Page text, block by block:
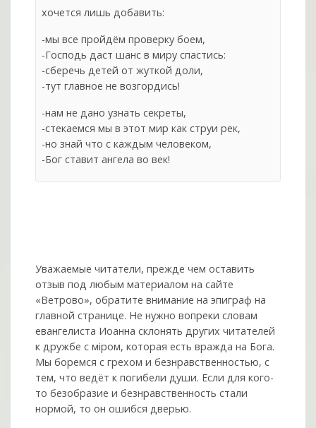
хочется лишь добавить:
-мы все пройдём проверку боем,
-Господь даст шанс в миру спастись:
-сберечь детей от жуткой доли,
-тут главное не возгордись!
-нам не дано узнать секреты,
-стекаемся мы в этот мир как струи рек,
-но знай что с каждым человеком,
-Бог ставит ангела во век!
Уважаемые читатели, прежде чем оставить
отзыв под любым материалом на сайте
«Ветрово», обратите внимание на эпиграф на
главной странице. Не нужно вопреки словам
евангелиста Иоанна склонять других читателей
к дружбе с мiром, которая есть вражда на Бога.
Мы боремся с грехом и без­нрав­ствен­ностью, с
тем, что ведёт к погибели души. Если для кого-
то безобразие и безнравственность стали
нормой, то он ошибся дверью.